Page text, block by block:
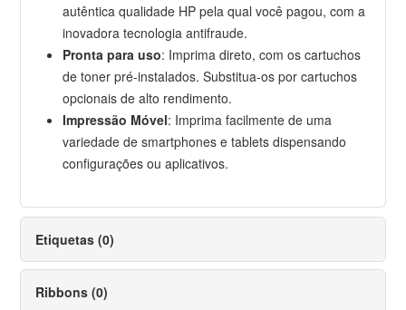
autêntica qualidade HP pela qual você pagou, com a
inovadora tecnologia antifraude.
Pronta para uso: Imprima direto, com os cartuchos
de toner pré-instalados. Substitua-os por cartuchos
opcionais de alto rendimento.
Impressão Móvel: Imprima facilmente de uma
variedade de smartphones e tablets dispensando
configurações ou aplicativos.
Etiquetas (0)
Ribbons (0)